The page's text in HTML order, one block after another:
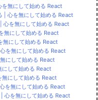
無にして始める React
心を無にして始める React
を無にして始める React
無にして始める React
にして始める React
を無にして始める React
にして始める React
して始める React
にして始める React
を無にして始める React
を無にして始める React